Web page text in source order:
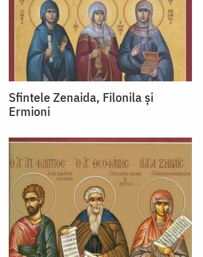
Sfintele Zenaida, Filonila și
Ermioni